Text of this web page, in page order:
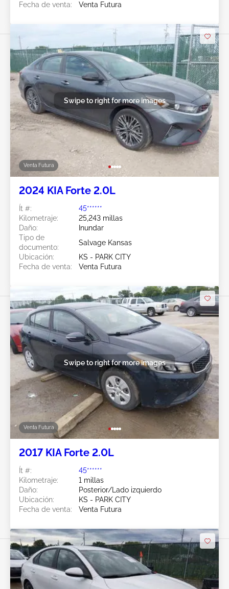
Fecha de venta:
Venta Futura
Venta Futura
Swipe to right for more images
2024 KIA Forte 2.0L
Ít #:
45******
Kilometraje:
25,243 millas
Daño:
Inundar
Tipo de
documento:
Salvage Kansas
Ubicación:
KS - PARK CITY
Fecha de venta:
Venta Futura
Venta Futura
Swipe to right for more images
2017 KIA Forte 2.0L
Ít #:
45******
Kilometraje:
1 millas
Daño:
Posterior/Lado izquierdo
Ubicación:
KS - PARK CITY
Fecha de venta:
Venta Futura